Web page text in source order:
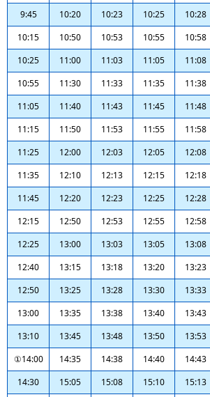
9:45
10:20 10:23 10:25 10:28
10:15
10:50 10:53 10:55 10:58
10:25
11:00 11:03 11:05 11:08
10:55
11:30 11:33 11:35 11:38
11:05
11:40 11:43 11:45 11:48
11:15
11:50 11:53 11:55 11:58
11:25
12:00 12:03 12:05 12:08
11:35
12:10 12:13 12:15 12:18
11:45
12:20 12:23 12:25 12:28
12:15
12:50 12:53 12:55 12:58
12:25
13:00 13:03 13:05 13:08
12:40
13:15 13:18 13:20 13:23
12:50
13:25 13:28 13:30 13:33
13:00
13:35 13:38 13:40 13:43
13:10
13:45 13:48 13:50 13:53
①14:00
14:35 14:38 14:40 14:43
14:30
15:05 15:08 15:10 15:13